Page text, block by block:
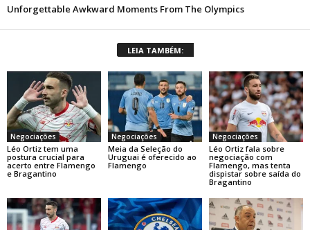
LEIA TAMBÉM:
Negociações
Léo Ortiz tem uma
postura crucial para
acerto entre Flamengo
e Bragantino
Negociações
Meia da Seleção do
Uruguai é oferecido ao
Flamengo
Negociações
Léo Ortiz fala sobre
negociação com
Flamengo, mas tenta
dispistar sobre saída do
Bragantino